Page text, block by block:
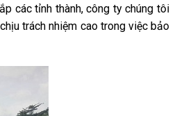
các tỉnh thành, công ty chúng tôi
trách nhiệm cao trong việc bảo